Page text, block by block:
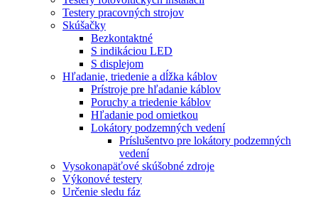
Testery pracovných strojov
Skúšačky
Bezkontaktné
S indikáciou LED
S displejom
Hľadanie, triedenie a dĺžka káblov
Prístroje pre hľadanie káblov
Poruchy a triedenie káblov
Hľadanie pod omietkou
Lokátory podzemných vedení
Príslušentvo pre lokátory podzemných
vedení
Vysokonapäťové skúšobné zdroje
Výkonové testery
Určenie sledu fáz